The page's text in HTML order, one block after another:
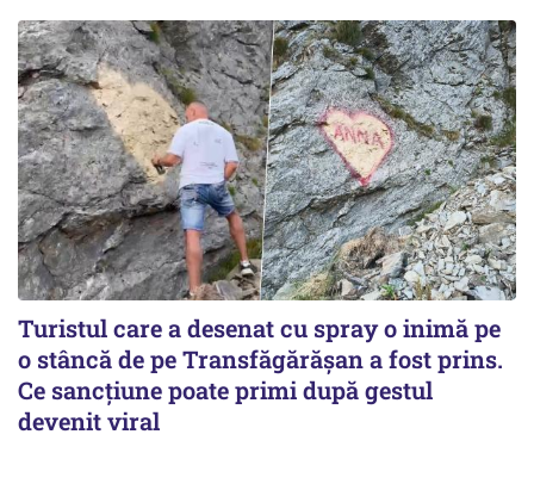
Turistul care a desenat cu spray o inimă pe
o stâncă de pe Transfăgărășan a fost prins.
Ce sancțiune poate primi după gestul
devenit viral